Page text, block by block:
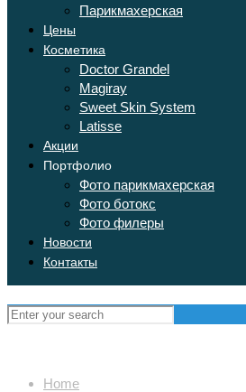
Парикмахерская
Цены
Косметика
Doctor Grandel
Magiray
Sweet Skin System
Latisse
Акции
Портфолио
Фото парикмахерская
Фото ботокс
Фото филеры
Новости
Контакты
Home